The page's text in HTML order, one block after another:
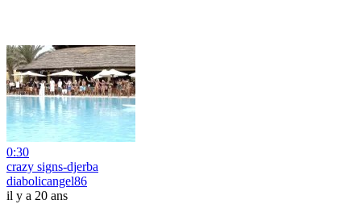
0:30
crazy signs-djerba
diabolicangel86
il y a 20 ans